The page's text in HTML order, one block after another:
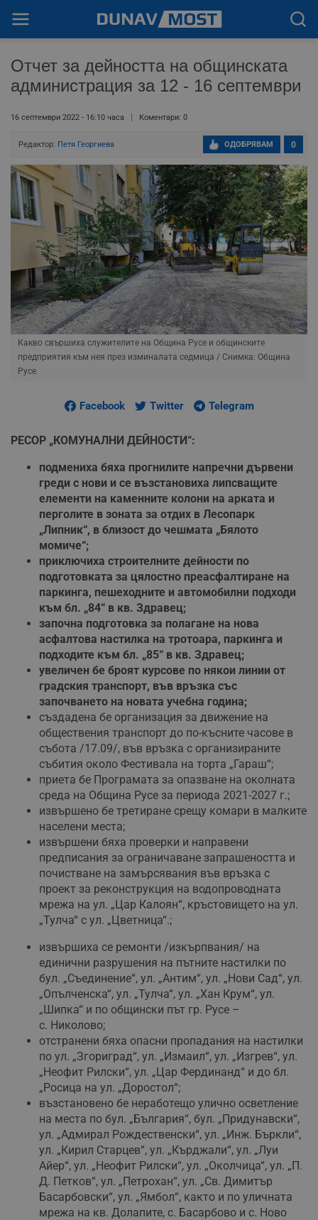
Отчет за дейността на общинската
администрация за 12 - 16 септември
16 септември 2022 - 16:10 часа Коментари: 0
Редактор: Петя Георгиева 0
ОДОБРЯВАМ
Какво свършиха служителите на Община Русе и общинските
предприятия към нея през изминалата седмица / Снимка: Община
Русе
Facebook Twitter Telegram
РЕСОР „КОМУНАЛНИ ДЕЙНОСТИ“:
подмениха бяха прогнилите напречни дървени
греди с нови и се възстановиха липсващите
елементи на каменните колони на арката и
перголите в зоната за отдих в Лесопарк
„Липник“, в близост до чешмата „Бялото
момиче“;
приключиха строителните дейности по
подготовката за цялостно преасфалтиране на
паркинга, пешеходните и автомобилни подходи
към бл. „84“ в кв. Здравец;
започна подготовка за полагане на нова
асфалтова настилка на тротоара, паркинга и
подходите към бл. „85“ в кв. Здравец;
увеличен бе броят курсове по някои линии от
градския транспорт, във връзка със
започването на новата учебна година;
създадена бе организация за движение на
обществения транспорт до по-късните часове в
събота /17.09/, във връзка с организираните
събития около Фестивала на торта „Гараш“;
приета бе Програмата за опазване на околната
среда на Община Русе за периода 2021-2027 г.;
извършено бе третиране срещу комари в малките
населени места;
извършени бяха проверки и направени
предписания за ограничаване запрашеността и
почистване на замърсявания във връзка с
проект за реконструкция на водопроводната
мрежа на ул. „Цар Калоян“, кръстовището на ул.
„Тулча“ с ул. „Цветница“.;
извършиха се ремонти /изкърпвания/ на
единични разрушения на пътните настилки по
бул. „Съединение“, ул. „Антим“, ул. „Нови Сад“, ул.
„Опълченска“, ул. „Тулча“, ул. „Хан Крум“, ул.
„Шипка“ и по общински път гр. Русе –
с. Николово;
отстранени бяха опасни пропадания на настилки
по ул. „Згориград“, ул. „Измаил“, ул. „Изгрев“, ул.
„Неофит Рилски“, ул. „Цар Фердинанд“ и до бл.
„Росица на ул. „Доростол“;
възстановено бе неработещо улично осветление
на места по бул. „България“, бул. „Придунавски“,
ул. „Адмирал Рождественски“, ул. „Инж. Бъркли“,
ул. „Кирил Старцев“, ул. „Кърджали“, ул. „Луи
Айер“, ул. „Неофит Рилски“, ул. „Околчица“, ул. „П.
Д. Петков“, ул. „Петрохан“, ул. „Св. Димитър
Басарбовски“, ул. „Ямбол“, както и по уличната
мрежа на кв. Долапите, с. Басарбово и с. Ново